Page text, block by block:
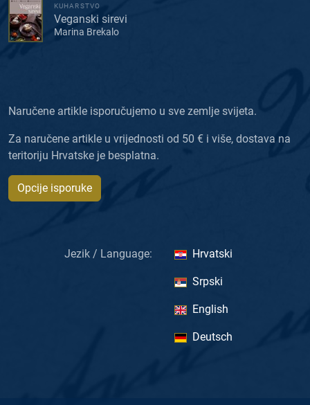
KUHARSTVO
Veganski sirevi
Marina Brekalo
Naručene artikle isporučujemo u sve zemlje svijeta.
Za naručene artikle u vrijednosti od 50 € i više, dostava na
teritoriju Hrvatske je besplatna.
Opcije isporuke
Jezik / Language: Hrvatski
Srpski
English
Deutsch